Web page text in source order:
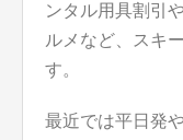
ンタル用具割引
ルメなど、スキ
す。
最近では平日発